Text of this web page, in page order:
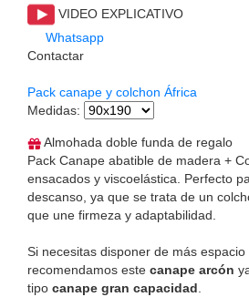
VIDEO EXPLICATIVO
Whatsapp
Contactar
Pack canape y colchon África
Medidas:
Almohada doble funda de regalo
Pack Canape abatible de madera +
ensacados y viscoelástica. Perfecto
descanso, ya que se trata de un
que une firmeza y adaptabilidad.
Si necesitas disponer de más
recomendamos este canape arcón
tipo canape gran capacidad.